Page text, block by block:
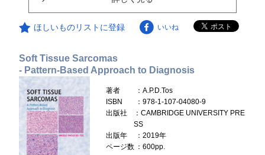
ほしいものリストに登録 いいね
Soft Tissue Sarcomas
- Pattern-Based Approach to Diagnosis
著者
：A.P.D.Tos
ISBN
：978-1-107-04080-9
出版社
：CAMBRIDGE UNIVERSITY PRE
SS
出版年
：2019年
ページ数 ：600pp.